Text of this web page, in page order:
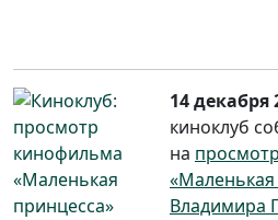
14 декабря
киноклуб
на
Владимира